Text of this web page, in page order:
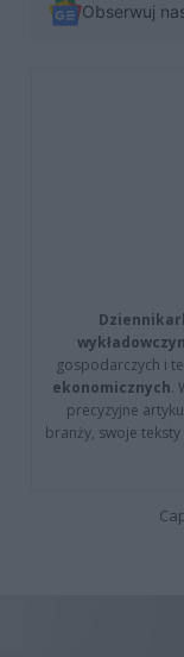
Obserwuj
gospodarczych i
ekonomicznych.
precyzyjne
branży, swoje